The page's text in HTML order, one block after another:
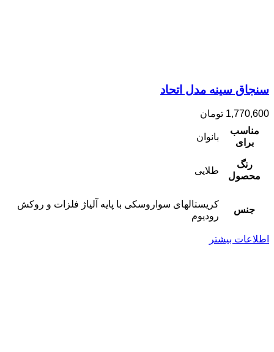
سنجاق سینه مدل اتحاد
1,770,600 تومان
مناسب
برای
بانوان
رنگ
محصول
طلایی
جنس
کریستالهای سواروسکی با پایه آلیاژ فلزات و روکش
رودیوم
اطلاعات بیشتر